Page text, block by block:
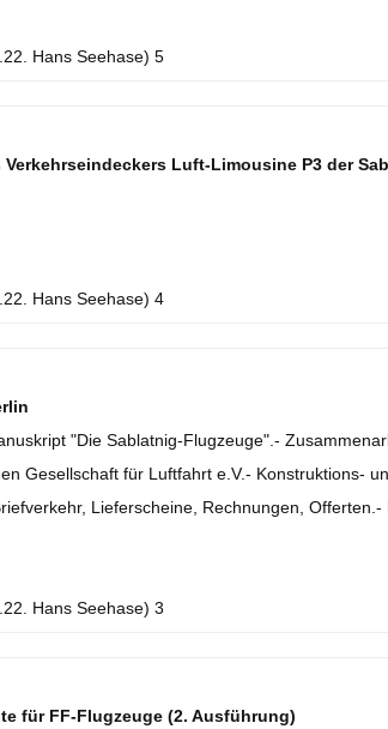
Hans Seehase) 5
Luft-Limousine P3 der
Hans Seehase) 4
"Die Sablatnig-Flugzeuge".-
Gesellschaft für Luftfahrt e.V.- Konstruktions-
Lieferscheine, Rechnungen, Offerten.-
Hans Seehase) 3
für FF-Flugzeuge (2. Ausführung)